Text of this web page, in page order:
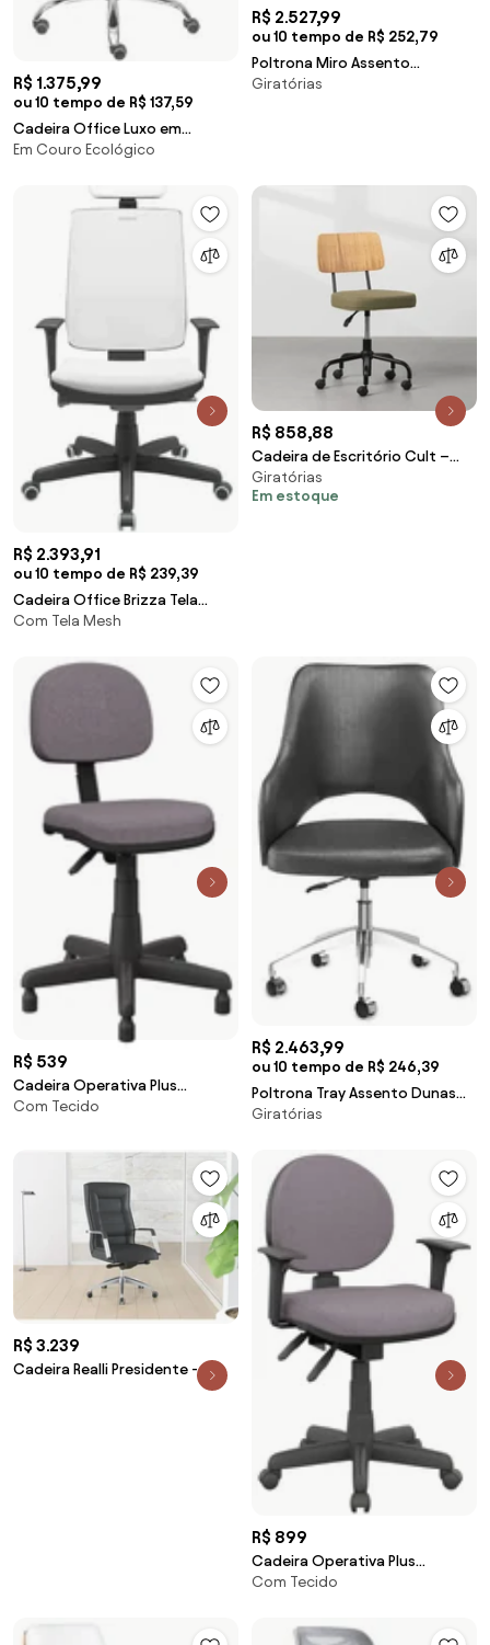
R$ 1.375,99
ou 10 tempo de R$ 137,59
Cadeira Office Luxo em
Courino Cinza com Base
Em Couro Ecológico
R$ 2.527,99
ou 10 tempo de R$ 252,79
Poltrona Miro Assento
Estofado Rustico Preto Base
Giratórias
R$ 2.393,91
ou 10 tempo de R$ 239,39
Cadeira Office Brizza Tela
Branca Com Encosto Assento
Base Standard 126cm - 63438
Sun House
Com Tela Mesh
R$ 858,88
Cadeira de Escritório Cult –
Freijó/Verde Musgo
Giratórias
Em estoque
R$ 539
Cadeira Operativa Plus
Secretária Com Sapata -
Com Tecido
R$ 2.463,99
ou 10 tempo de R$ 246,39
Poltrona Tray Assento Dunas
Preto Base Rodizio em Aluminio
Giratórias
R$ 3.239
Cadeira Realli Presidente -
R$ 899
Cadeira Operativa Plus
Executiva com Back Plax -
Com Tecido